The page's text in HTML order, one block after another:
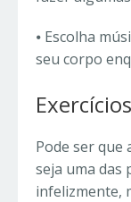
⦁ Escolha
seu corpo
Pode ser que
seja uma das
infelizmente,